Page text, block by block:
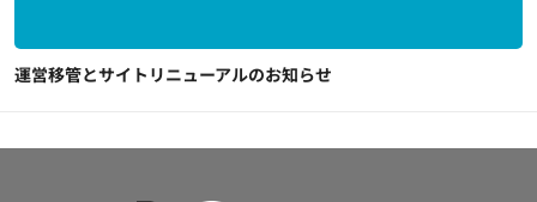
運営移管とサイトリニューアルのお知らせ